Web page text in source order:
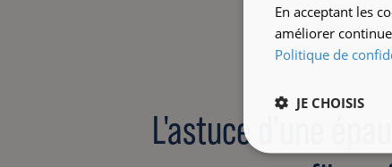
L'astuce d'une
En acceptant les
améliorer
Politique de
JE CHOISIS